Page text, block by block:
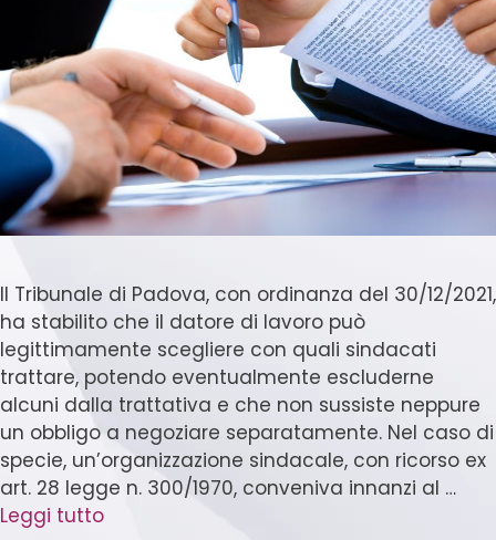
Il Tribunale di Padova, con ordinanza del 30/12/2021,
ha stabilito che il datore di lavoro può
legittimamente scegliere con quali sindacati
trattare, potendo eventualmente escluderne
alcuni dalla trattativa e che non sussiste neppure
un obbligo a negoziare separatamente. Nel caso di
specie, un’organizzazione sindacale, con ricorso ex
art. 28 legge n. 300/1970, conveniva innanzi al …
Leggi tutto